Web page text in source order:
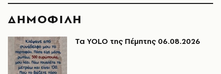
ΔΗΜΟΦΙΛΗ
Τα YOLO της Πέμπτης 06.08.2026